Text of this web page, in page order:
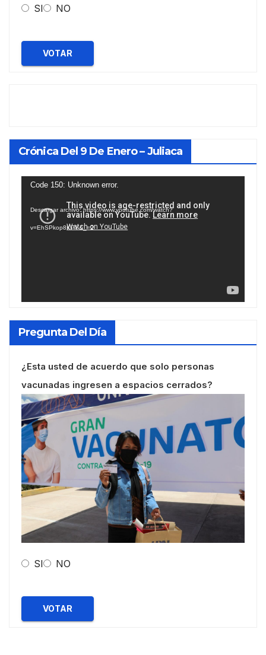
SI NO
VOTAR
Crónica Del 9 De Enero – Juliaca
Reproductor
vídeo
Code 150: Unknown error.
Descargar archivo: https://www.youtube.com/watch?
v=EhSPkop8KPY&_=2
Pregunta Del Día
¿Esta usted de acuerdo que solo personas
vacunadas ingresen a espacios cerrados?
SI NO
VOTAR